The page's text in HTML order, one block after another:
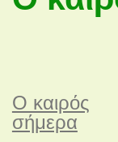
O καιρός
σήμερα